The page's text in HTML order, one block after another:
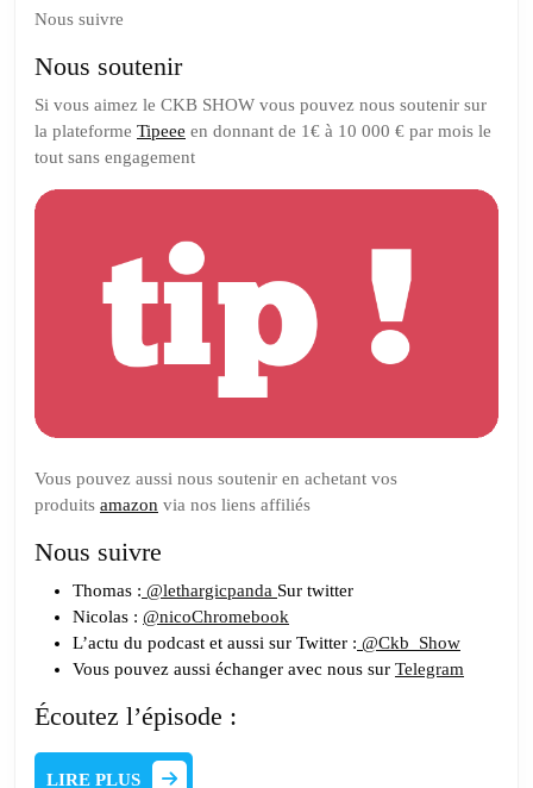
Nous suivre
Nous soutenir
Si vous aimez le CKB SHOW vous pouvez nous soutenir sur
la plateforme Tipeee en donnant de 1€ à 10 000 € par mois le
tout sans engagement
Vous pouvez aussi nous soutenir en achetant vos
produits amazon via nos liens affiliés
Nous suivre
Thomas : @lethargicpanda Sur twitter
Nicolas : @nicoChromebook
L’actu du podcast et aussi sur Twitter : @Ckb_Show
Vous pouvez aussi échanger avec nous sur Telegram
Écoutez l’épisode :
LIRE PLUS